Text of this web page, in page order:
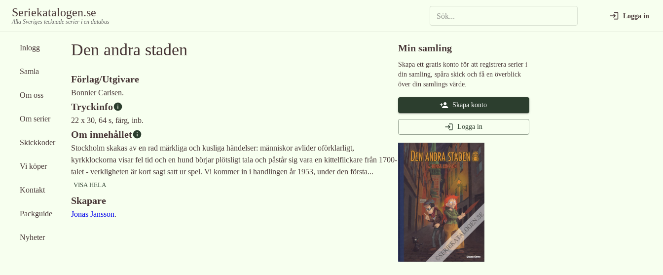
Seriekatalogen.se
Alla Sveriges tecknade serier i en databas
Logga in
Inlogg
Samla
Om oss
Om serier
Skickkoder
Vi köper
Kontakt
Packguide
Nyheter
Den andra staden
Förlag/Utgivare
Bonnier Carlsen.
Tryckinfo
22 x 30, 64 s, färg, inb.
Om innehållet
Stockholm skakas av en rad märkliga och kusliga händelser: människor avlider oförklarligt,
kyrkklockorna visar fel tid och en hund börjar plötsligt tala och påstår sig vara en kittelflickare från 1700-
talet - verkligheten är kort sagt satt ur spel. Vi kommer in i handlingen år 1953, under den första...
VISA HELA
Skapare
Jonas Jansson.
Min samling
Skapa ett gratis konto för att registrera serier i
din samling, spåra skick och få en överblick
över din samlings värde.
Skapa konto
Logga in